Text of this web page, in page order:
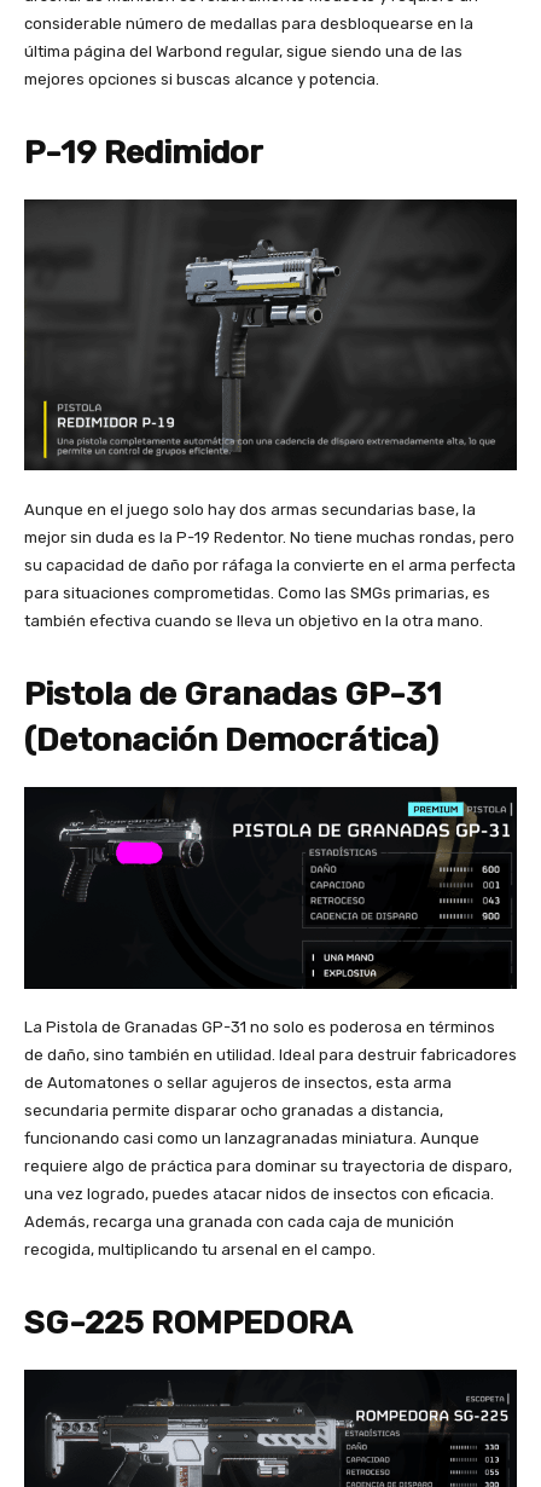
considerable número de medallas para desbloquearse en la
última página del Warbond regular, sigue siendo una de las
mejores opciones si buscas alcance y potencia.
P-19 Redimidor
Aunque en el juego solo hay dos armas secundarias base, la
mejor sin duda es la P-19 Redentor. No tiene muchas rondas, pero
su capacidad de daño por ráfaga la convierte en el arma perfecta
para situaciones comprometidas. Como las SMGs primarias, es
también efectiva cuando se lleva un objetivo en la otra mano.
Pistola de Granadas GP-31
(Detonación Democrática)
La Pistola de Granadas GP-31 no solo es poderosa en términos
de daño, sino también en utilidad. Ideal para destruir fabricadores
de Automatones o sellar agujeros de insectos, esta arma
secundaria permite disparar ocho granadas a distancia,
funcionando casi como un lanzagranadas miniatura. Aunque
requiere algo de práctica para dominar su trayectoria de disparo,
una vez logrado, puedes atacar nidos de insectos con eficacia.
Además, recarga una granada con cada caja de munición
recogida, multiplicando tu arsenal en el campo.
SG-225 ROMPEDORA